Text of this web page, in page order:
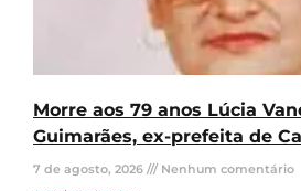
Morre aos 79 anos Lúcia
Guimarães, ex-prefeita de
7 de agosto, 2026
Nenhum comentário